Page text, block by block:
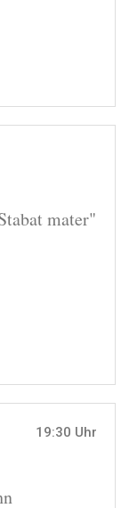
mater"
19:30 Uhr